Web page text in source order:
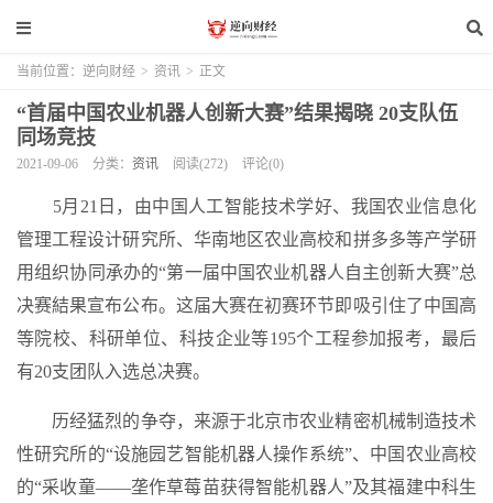
当前位置： 逆向财经 > 资讯 > 正文
“首届中国农业机器人创新大赛”结果揭晓 20支队伍
同场竞技
2021-09-06 分类： 资讯 阅读(272) 评论(0)
5月21日，由中国人工智能技术学好、我国农业信息化
管理工程设计研究所、华南地区农业高校和拼多多等产学研
用组织协同承办的“第一届中国农业机器人自主创新大赛”总
决赛結果宣布公布。这届大赛在初赛环节即吸引住了中国高
等院校、科研单位、科技企业等195个工程参加报考，最后
有20支团队入选总决赛。
历经猛烈的争夺，来源于北京市农业精密机械制造技术
性研究所的“设施园艺智能机器人操作系统”、中国农业高校
的“采收童——垄作草莓苗获得智能机器人”及其福建中科生